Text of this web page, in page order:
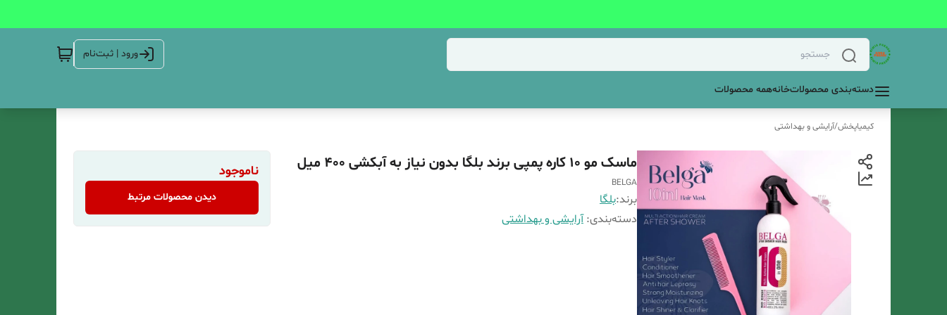
ورود | ثبت‌نام
دسته‌بندی محصولاتخانههمه محصولات
کیمیاپخش/آرایشی و بهداشتی
ماسک مو ۱۰ کاره پمپی برند بلگا بدون نیاز به آبکشی ۴۰۰ میل
BELGA
برند:بلگا
دسته‌بندی:آرایشی و بهداشتی
ناموجود
دیدن محصولات مرتبط